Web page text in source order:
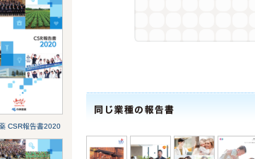
CSR報告書2020